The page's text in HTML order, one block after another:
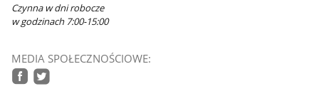
Czynna w dni robocze
w godzinach 7:00-15:00
MEDIA SPOŁECZNOŚCIOWE: